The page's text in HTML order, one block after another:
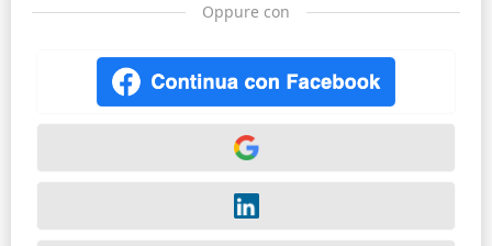
Oppure con